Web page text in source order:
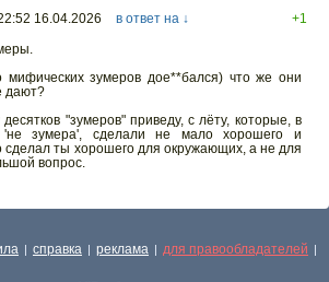
16.04.2026 в ответ на ↓
+1
мифических зумеров дое**бался) что же они
дают?
"зумеров" приведу, с лёту, которые, в
зумера', сделали не мало хорошего и
сделал ты хорошего для окружающих, а не для
вопрос.
| справка | реклама | для правообладателей |